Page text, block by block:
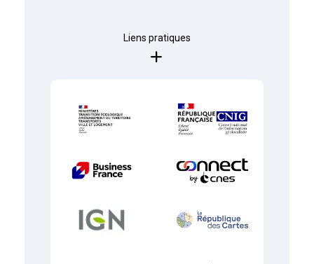
Liens pratiques